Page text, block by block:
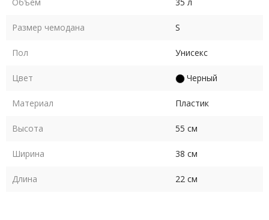
Размер чемодана S
Пол Унисекс
Цвет Черный
Материал Пластик
Высота 55 см
Ширина 38 см
Длина 22 см